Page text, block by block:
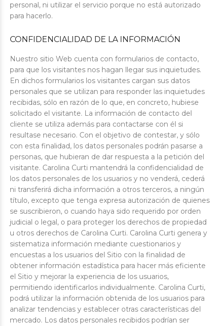
personal, ni utilizar el servicio porque no está autorizado
para hacerlo.
CONFIDENCIALIDAD DE LA INFORMACIÓN
Nuestro sitio Web cuenta con formularios de contacto,
para que los visitantes nos hagan llegar sus inquietudes.
En dichos formularios los visitantes cargan sus datos
personales que se utilizan para responder las inquietudes
recibidas, sólo en razón de lo que, en concreto, hubiese
solicitado el visitante. La información de contacto del
cliente se utiliza además para contactarse con él si
resultase necesario. Con el objetivo de contestar, y sólo
con esta finalidad, los datos personales podrán pasarse a
personas, que hubieran de dar respuesta a la petición del
visitante. Carolina Curti mantendrá la confidencialidad de
los datos personales de los usuarios y no venderá, cederá
ni transferirá dicha información a otros terceros, a ningún
título, excepto que tenga expresa autorización de quienes
se suscribieron, o cuando haya sido requerido por orden
judicial o legal, o para proteger los derechos de propiedad
u otros derechos de Carolina Curti. Carolina Curti genera y
sistematiza información mediante cuestionarios y
encuestas a los usuarios del Sitio con la finalidad de
obtener información estadística para hacer más eficiente
el Sitio y mejorar la experiencia de los usuarios,
permitiendo identificarlos individualmente. Carolina Curti,
podrá utilizar la información obtenida de los usuarios para
analizar tendencias y establecer otras características del
mercado. Los datos personales recibidos podrían ser